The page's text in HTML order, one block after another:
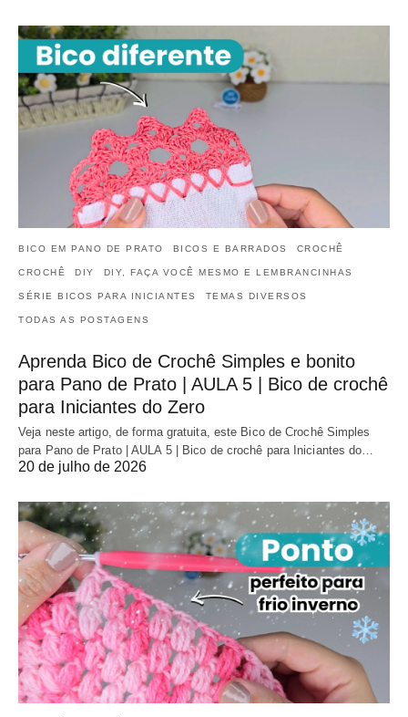
BICO EM PANO DE PRATO BICOS E BARRADOS CROCHÊ
CROCHÊ DIY DIY, FAÇA VOCÊ MESMO E LEMBRANCINHAS
SÉRIE BICOS PARA INICIANTES TEMAS DIVERSOS
TODAS AS POSTAGENS
Aprenda Bico de Crochê Simples e bonito
para Pano de Prato | AULA 5 | Bico de crochê
para Iniciantes do Zero
Veja neste artigo, de forma gratuita, este Bico de Crochê Simples
para Pano de Prato | AULA 5 | Bico de crochê para Iniciantes do…
20 de julho de 2026